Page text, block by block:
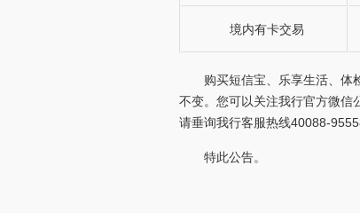
境内有卡交易
购买短信宝、乐享生活、体
不变。您可以关注我行官方微信
请垂询我行客服热线40088-
特此公告。